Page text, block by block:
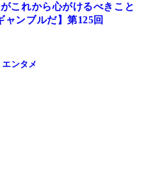
これから心がけるべきこと
ンブルだ】第125回
エンタメ